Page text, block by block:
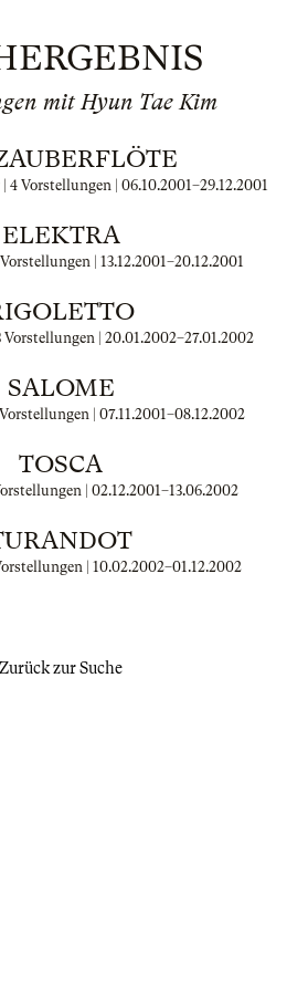
mit Hyun Tae Kim
4 Vorstellungen | 06.10.2001–29.12.2001
ELEKTRA
| 13.12.2001–20.12.2001
| 20.01.2002–27.01.2002
SALOME
| 07.11.2001–08.12.2002
TOSCA
| 02.12.2001–13.06.2002
| 10.02.2002–01.12.2002
Zurück zur Suche